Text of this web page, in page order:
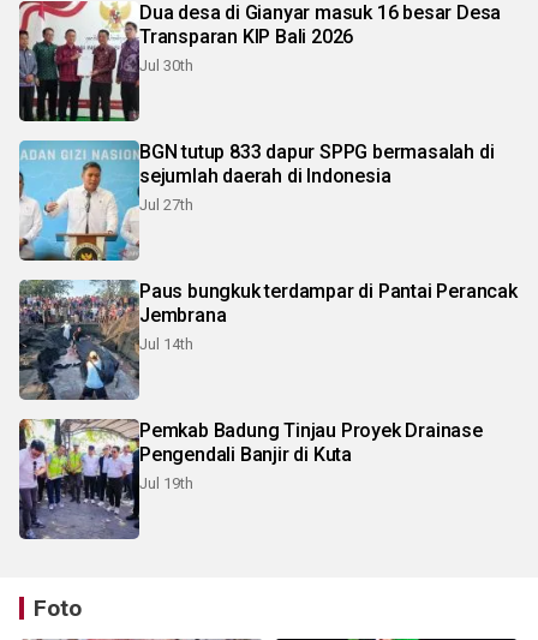
Dua desa di Gianyar masuk 16 besar Desa
Transparan KIP Bali 2026
Jul 30th
BGN tutup 833 dapur SPPG bermasalah di
sejumlah daerah di Indonesia
Jul 27th
Paus bungkuk terdampar di Pantai Perancak
Jembrana
Jul 14th
Pemkab Badung Tinjau Proyek Drainase
Pengendali Banjir di Kuta
Jul 19th
Foto